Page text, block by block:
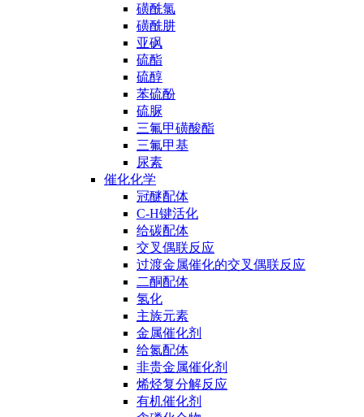
磺酰氯
磺酰肼
亚砜
硫酯
硫醇
苯硫酚
硫脲
三氟甲磺酸酯
三氟甲基
尿素
催化化学
冠醚配体
C-H键活化
给碳配体
交叉偶联反应
过渡金属催化的交叉偶联反应
二酮配体
氢化
主族元素
金属催化剂
给氮配体
非贵金属催化剂
烯烃复分解反应
有机催化剂